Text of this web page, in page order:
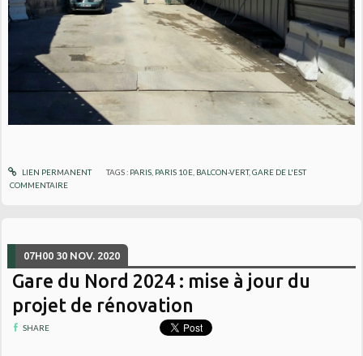
LIEN PERMANENT TAGS : PARIS, PARIS 10E, BALCON-VERT,GARE DE L'EST
COMMENTAIRE
07H00 30 NOV. 2020
Gare du Nord 2024 : mise à jour du
projet de rénovation
SHARE